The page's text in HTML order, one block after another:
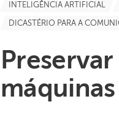
INTELIGÊNCIA ARTIFICIAL
DICASTÉRIO PARA A